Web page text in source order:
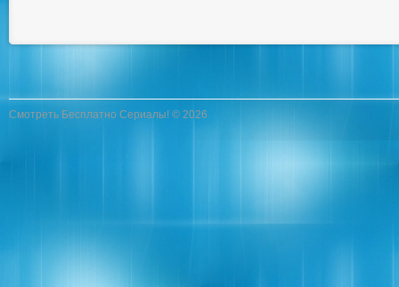
Смотреть Бесплатно Сериалы! © 2026